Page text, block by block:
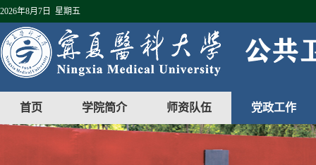
2026年8月7日 星期五
首页 学院简介 师资队伍 党政工作